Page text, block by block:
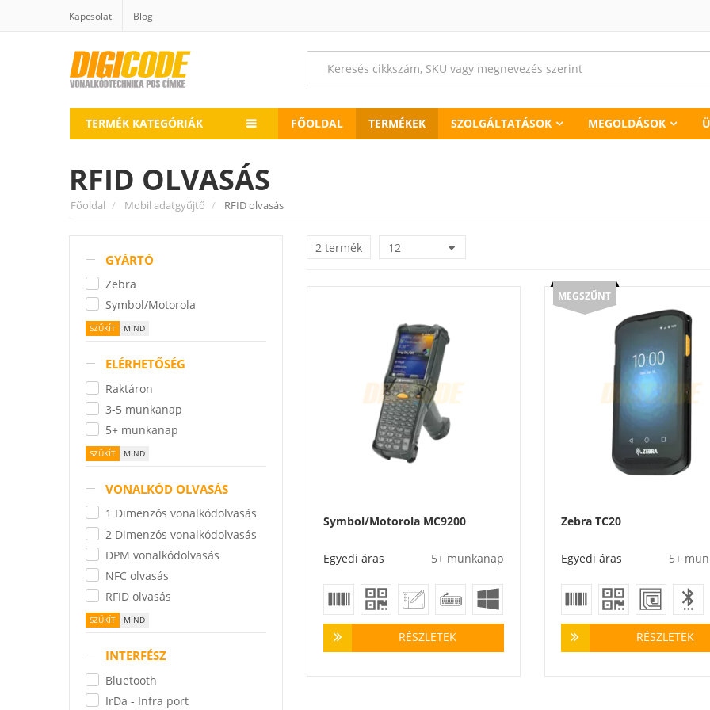
Kapcsolat Blog
TERMÉK KATEGÓRIÁK FŐOLDAL TERMÉKEK SZOLGÁLTATÁSOK MEGOLDÁSOK
RFID OLVASÁS
Főoldal Mobil adatgyűjtő RFID olvasás
GYÁRTÓ
Zebra
Symbol/Motorola
ELÉRHETŐSÉG
Raktáron
3-5 munkanap
5+ munkanap
VONALKÓD OLVASÁS
1 Dimenzós vonalkódolvasás
2 Dimenzós vonalkódolvasás
DPM vonalkódolvasás
NFC olvasás
RFID olvasás
INTERFÉSZ
Bluetooth
IrDa - Infra port
2 termék 12
Symbol/Motorola MC9200
Egyedi áras 5+ munkanap
RÉSZLETEK
MEGSZŰNT
Zebra TC20
Egyedi áras 5+
RÉSZLETEK